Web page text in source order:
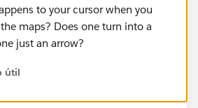
to your cursor when you
maps? Does one turn into a
just an arrow?
útil